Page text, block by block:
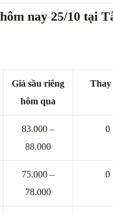
nay 25/10 tại
Giá sầu riêng
hôm qua
Thay
83.000 –
88.000
0
75.000 –
78.000
0